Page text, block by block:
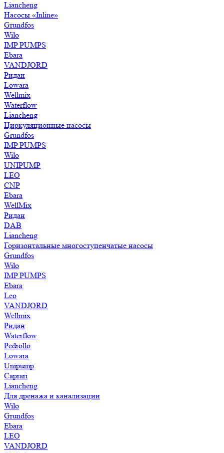
Liancheng
Насосы «Inline»
Grundfos
Wilo
IMP PUMPS
Ebara
VANDJORD
Ридан
Lowara
Wellmix
Waterflow
Liancheng
Циркуляционные насосы
Grundfos
IMP PUMPS
Wilo
UNIPUMP
LEO
CNP
Ebara
WellMix
Ридан
DAB
Liancheng
Горизонтальные многоступенчатые насосы
Grundfos
Wilo
IMP PUMPS
Ebara
Leo
VANDJORD
Wellmix
Ридан
Waterflow
Pedrollo
Lowara
Unipump
Caprari
Liancheng
Для дренажа и канализации
Wilo
Grundfos
Ebara
LEO
VANDJORD